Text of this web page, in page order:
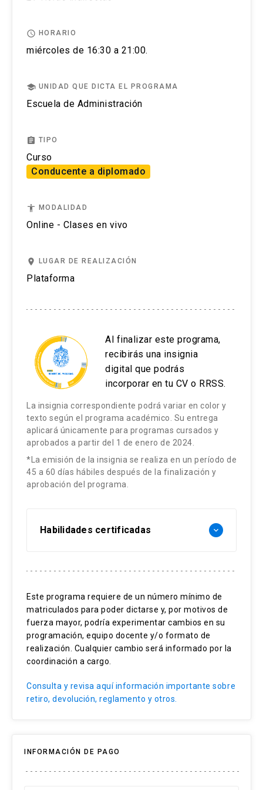
access_time HORARIO
miércoles de 16:30 a 21:00.
school UNIDAD QUE DICTA EL PROGRAMA
Escuela de Administración
assignment TIPO
Curso
Conducente a diplomado
accessibility MODALIDAD
Online - Clases en vivo
place LUGAR DE REALIZACIÓN
Plataforma
Al finalizar este programa,
recibirás una insignia
digital que podrás
incorporar en tu CV o RRSS.
La insignia correspondiente podrá variar en color y
texto según el programa académico. Su entrega
aplicará únicamente para programas cursados y
aprobados a partir del 1 de enero de 2024.
*La emisión de la insignia se realiza en un período de
45 a 60 días hábiles después de la finalización y
aprobación del programa.
Habilidades certificadas keyboard_arrow_down
Análisis de estados financieros
Matemáticas financieras
Valoración de proyectos
Este programa requiere de un número mínimo de
matriculados para poder dictarse y, por motivos de
fuerza mayor, podría experimentar cambios en su
programación, equipo docente y/o formato de
realización. Cualquier cambio será informado por la
coordinación a cargo.
Consulta y revisa aquí información importante sobre
retiro, devolución, reglamento y otros.
INFORMACIÓN DE PAGO